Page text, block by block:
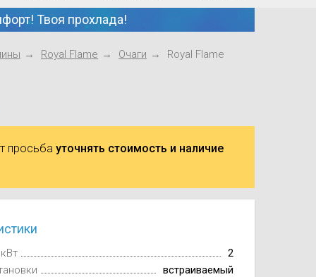
Твоя прохлада!
Royal Flame Очаги
Royal Flame
просьба уточнять стоимость и наличие
2
встраиваемый